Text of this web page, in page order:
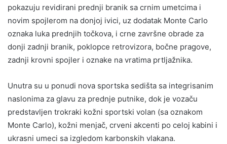
pokazuju revidirani prednji branik sa crnim umetcima i
novim spojlerom na donjoj ivici, uz dodatak Monte Carlo
oznaka luka prednjih točkova, i crne završne obrade za
donji zadnji branik, poklopce retrovizora, bočne pragove,
zadnji krovni spojler i oznake na vratima prtljažnika.
Unutra su u ponudi nova sportska sedišta sa integrisanim
naslonima za glavu za prednje putnike, dok je vozaču
predstavljen trokraki kožni sportski volan (sa oznakom
Monte Carlo), kožni menjač, crveni akcenti po celoj kabini i
ukrasni umeci sa izgledom karbonskih vlakana.